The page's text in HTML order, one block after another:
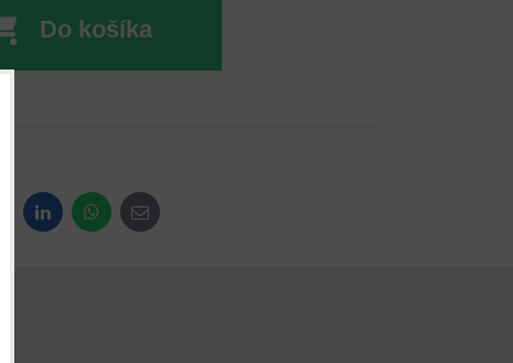
Do košíka
RedditLinkedInWhatsApp
E-mail